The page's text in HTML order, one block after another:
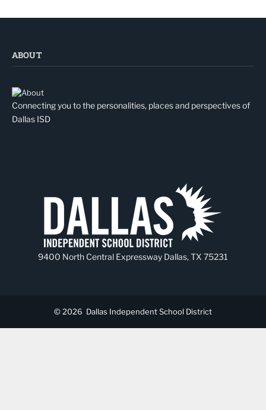
ABOUT
Connecting you to the personalities, places and perspectives of
Dallas ISD
9400 North Central Expressway Dallas, TX 75231
© 2026 Dallas Independent School District